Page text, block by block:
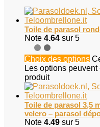
Toile de parasol
Note 4.64 sur 5
Choix des options
Les options
produit
Toile de parasol 3,5
velcro – parasol
Note 4.49 sur 5